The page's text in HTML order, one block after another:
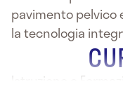
pavimento pelvico
la tecnologia
Istruzione e